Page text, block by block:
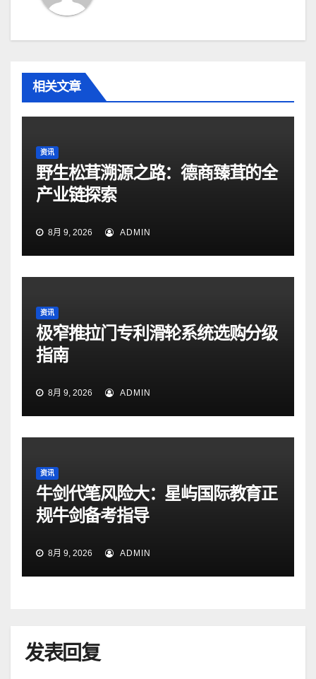
相关文章
资讯
野生松茸溯源之路：德商臻茸的全
产业链探索
8月 9, 2026 ADMIN
资讯
极窄推拉门专利滑轮系统选购分级
指南
8月 9, 2026 ADMIN
资讯
牛剑代笔风险大：星屿国际教育正
规牛剑备考指导
8月 9, 2026 ADMIN
发表回复